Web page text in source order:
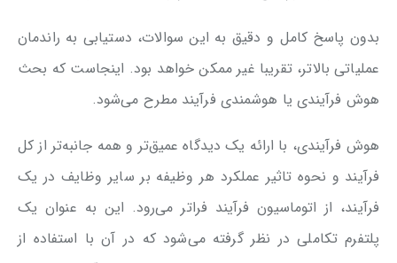
بدون پاسخ کامل و دقیق به این سوالات، دستیابی به راندمان
عملیاتی بالاتر، تقریبا غیر ممکن خواهد بود. اینجاست که بحث
هوش فرآیندی یا هوشمندی فرآیند مطرح می‌شود.
هوش فرآیندی، با ارائه یک دیدگاه عمیق‌تر و همه جانبه‌تر از کل
فرآیند و نحوه تاثیر عملکرد هر وظیفه بر سایر وظایف در یک
فرآیند، از اتوماسیون فرآیند فراتر می‌رود. این به عنوان یک
پلتفرم تکاملی در نظر گرفته می‌شود که در آن با استفاده از